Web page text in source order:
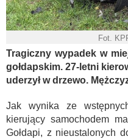
Fot.
Tragiczny wypadek w
gołdapskim. 27-letni
uderzył w drzewo.
Jak wynika ze
kierujący samochodem
Gołdapi, z nieustalonych